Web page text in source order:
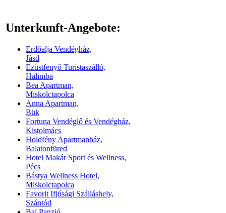
Unterkunft-Angebote:
Erdőalja Vendégház,
Jásd
Ezüstfenyő Turistaszálló,
Halimba
Bea Apartman,
Miskolctapolca
Anna Apartman,
Bük
Fortuna Vendéglő és Vendégház,
Kistolmács
Holdfény Apartmanház,
Balatonfüred
Hotel Makár Sport és Wellness,
Pécs
Bástya Wellness Hotel,
Miskolctapolca
Favorit Ifjúsági Szálláshely,
Szántód